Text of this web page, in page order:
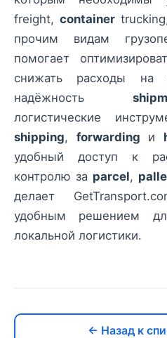
freight,container
прочим видам
помогает
снижать расходы
надёжность
логистические
shipping, forwarding и
удобный доступ к
контролю за parcel,
делает
удобным решением
локальной логистики.
← Назад к